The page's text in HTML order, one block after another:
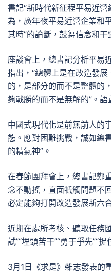
書記“新時代新征程平易近
為，廣年夜平易近營企業和
其時”的論斷，鼓舞信念和干
座談會上，總書記分析平易
指出，“總體上是在改造發
的，是部分的而不是整體的
夠戰勝的而不是無解的”。語
中國式現代化是前無前人的
態。應對困難挑戰，誠如總
的精氣神”。
在春節團拜會上，總書記鄭
念不動搖，直面牴觸問題不
必定能夠打開改造發展新六合
近期在處所考核、聽取任務
試”“埋頭苦干”“勇于爭先”“捉
3月1日《求是》雜志發表的